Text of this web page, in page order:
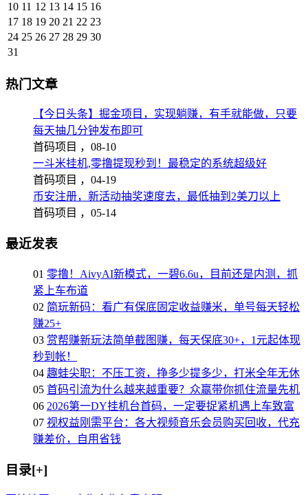
10 11 12 13 14 15 16
17 18 19 20 21 22 23
24 25 26 27 28 29 30
31
热门文章
【今日头条】掘金项目，实现躺赚，有手就能做，只要
每天抽几分钟发布即可
首码项目 ， 08-10
一斗米挂机,零撸提现秒到！最稳定的系统超级好
首码项目 ， 04-19
币安注册，新活动抽奖速度去，最低抽到2美刀以上
首码项目 ， 05-14
最近发表
01 零撸！AivyAI新模式，一碧6.6u，目前还是内测，抓
紧上车布道
02 简玩新码：看广有保底固定收益赚米，单号每天轻松
赚25+
03 赏帮赚新玩法简单截图赚，每天保底30+，1元起体现
秒到帐！
04 趣蛙尖职：不压工资，挣多少提多少，打米全年无休
05 首码引流为什么越来越重要？众赢带你抓住流量先机
06 2026第一DY挂机台首码，一定要捉紧机遇上车致富
07 视权益刚需平台：各大视频音乐会员购买回收，代充
赚差价，自用省钱
目录[+]